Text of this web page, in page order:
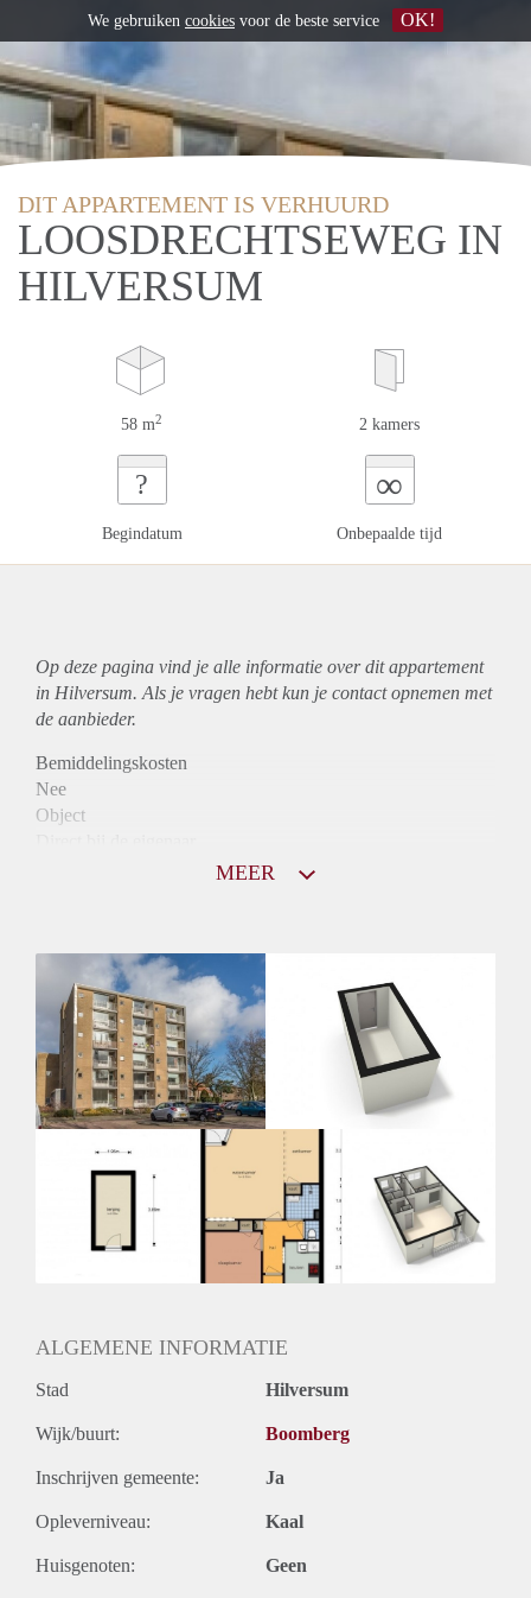
DIT APPARTEMENT IS VERHUURD
LOOSDRECHTSEWEG IN
HILVERSUM
58 m2 2 kamers
?
Begindatum
∞
Onbepaalde tijd
Op deze pagina vind je alle informatie over ditappartement
in Hilversum. Als je vragen hebt kun je contact opnemen met
de aanbieder.
Bemiddelingskosten
Nee
Object
Huurtoeslag
Mogelijk
Inkomen eis
N.V.T.
Huurtermijn
Onbepaalde termijn
Oplevering
MEER
ALGEMENE INFORMATIE
Stad Hilversum
Wijk/buurt: Boomberg
Inschrijven gemeente: Ja
Opleverniveau: Kaal
Huisgenoten: Geen
We gebruiken cookies voor de beste service OK!